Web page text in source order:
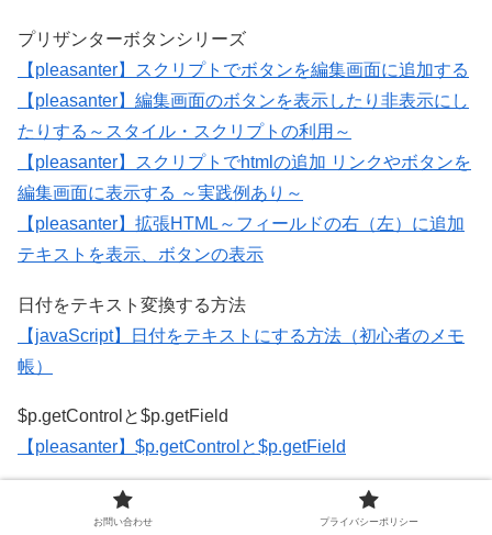
プリザンターボタンシリーズ
【pleasanter】スクリプトでボタンを編集画面に追加する
【pleasanter】編集画面のボタンを表示したり非表示にし
たりする～スタイル・スクリプトの利用～
【pleasanter】スクリプトでhtmlの追加 リンクやボタンを
編集画面に表示する ～実践例あり～
【pleasanter】拡張HTML～フィールドの右（左）に追加
テキストを表示、ボタンの表示
日付をテキスト変換する方法
【javaScript】日付をテキストにする方法（初心者のメモ
帳）
$p.getControlと$p.getField
【pleasanter】$p.getControlと$p.getField
【pleasanter】プロセスを使ってみたら簡単かつ強力だっ
お問い合わせ プライバシーポリシー